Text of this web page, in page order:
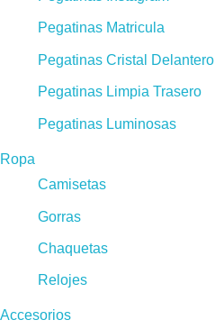
Pegatinas Matricula
Pegatinas Cristal Delantero
Pegatinas Limpia Trasero
Pegatinas Luminosas
Ropa
Camisetas
Gorras
Chaquetas
Relojes
Accesorios